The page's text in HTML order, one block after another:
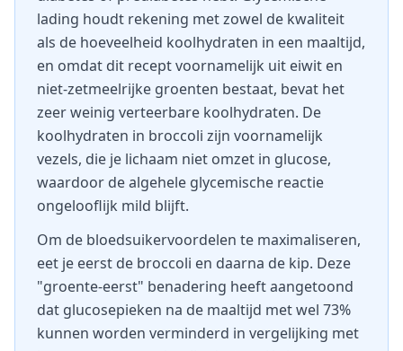
lading houdt rekening met zowel de kwaliteit
als de hoeveelheid koolhydraten in een maaltijd,
en omdat dit recept voornamelijk uit eiwit en
niet-zetmeelrijke groenten bestaat, bevat het
zeer weinig verteerbare koolhydraten. De
koolhydraten in broccoli zijn voornamelijk
vezels, die je lichaam niet omzet in glucose,
waardoor de algehele glycemische reactie
ongelooflijk mild blijft.
Om de bloedsuikervoordelen te maximaliseren,
eet je eerst de broccoli en daarna de kip. Deze
"groente-eerst" benadering heeft aangetoond
dat glucosepieken na de maaltijd met wel 73%
kunnen worden verminderd in vergelijking met